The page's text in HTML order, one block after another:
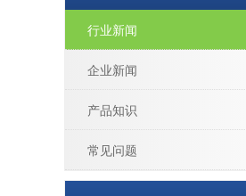
行业新闻
企业新闻
产品知识
常见问题